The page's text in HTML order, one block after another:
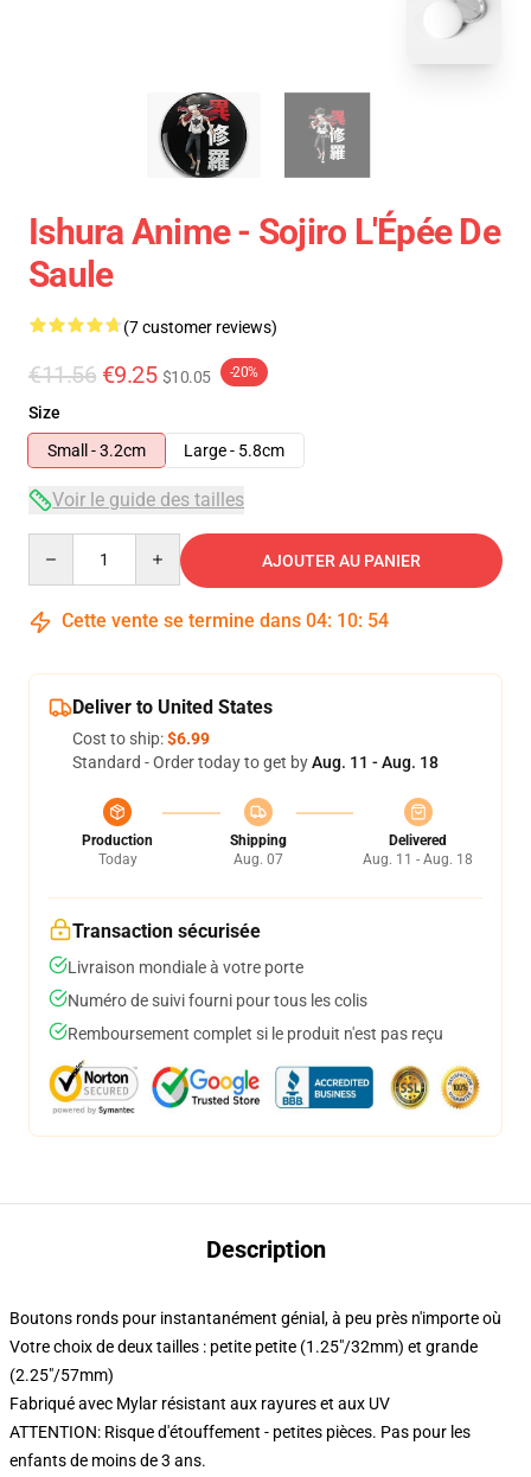
Ishura Anime - Sojiro L'Épée De
Saule
(7 customer reviews)
€11.56 €9.25 $10.05 -20%
Size
Small - 3.2cm
Large - 5.8cm
Voir le guide des tailles
AJOUTER AU PANIER
Cette vente se termine dans 04: 10: 54
Deliver to United States
Cost to ship:$6.99
Standard - Order today to get byAug. 11 - Aug. 18
Production
Today
Shipping
Aug. 07
Delivered
Aug. 11 - Aug. 18
Transaction sécurisée
Livraison mondiale à votre porte
Numéro de suivi fourni pour tous les colis
Remboursement complet si le produit n'est pas reçu
Description
Boutons ronds pour instantanément génial, à peu près n'importe où
Votre choix de deux tailles : petite petite (1.25"/32mm) et grande
(2.25"/57mm)
Fabriqué avec Mylar résistant aux rayures et aux UV
ATTENTION: Risque d'étouffement - petites pièces. Pas pour les
enfants de moins de 3 ans.